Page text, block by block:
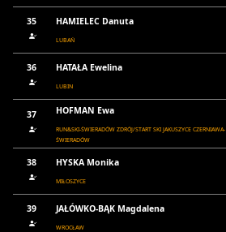
35 HAMIELEC Danuta
LUBAŃ
36 HATAŁA Ewelina
LUBIN
37 HOFMAN Ewa
RUN&SKI-ŚWIERADÓW ZDRÓJ/START SKI JAKUSZYCE CZERNIAWA-
ŚWIERADÓW
38 HYSKA Monika
MIŁOSZYCE
39 JAŁÓWKO-BĄK Magdalena
WROCŁAW